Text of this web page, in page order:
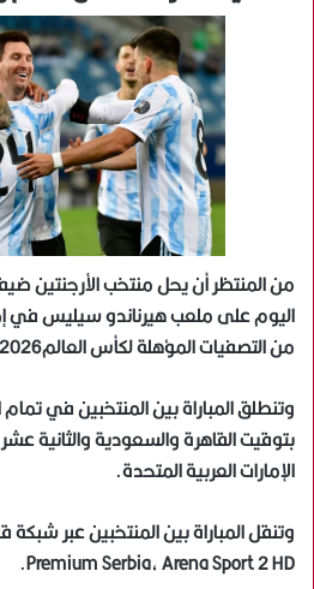
من المنتظر أن يحل منتخب الأرجنتين
اليوم على ملعب هيرناندو سيليس في
من التصفيات المؤهلة لكأس العالم2026.
وتنطلق المباراة بين المنتخبين في
بتوقيت القاهرة والسعودية والثانية
الإمارات العربية المتحدة.
Premium Serbia، Arena Sport 2 HD.